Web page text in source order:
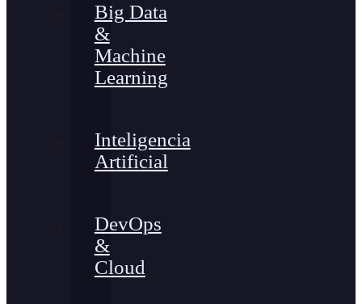
Big Data
&
Machine
Learning
Inteligencia
Artificial
DevOps
&
Cloud